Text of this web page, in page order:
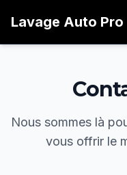
Lavage Auto Pro
Nous sommes là
vous offrir le